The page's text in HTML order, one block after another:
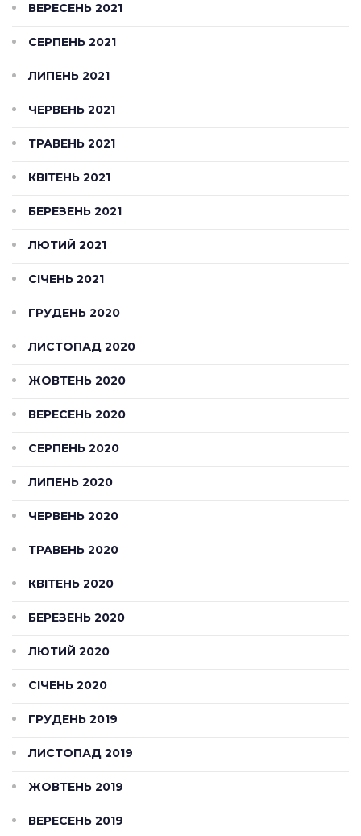
ВЕРЕСЕНЬ 2021
СЕРПЕНЬ 2021
ЛИПЕНЬ 2021
ЧЕРВЕНЬ 2021
ТРАВЕНЬ 2021
КВІТЕНЬ 2021
БЕРЕЗЕНЬ 2021
ЛЮТИЙ 2021
СІЧЕНЬ 2021
ГРУДЕНЬ 2020
ЛИСТОПАД 2020
ЖОВТЕНЬ 2020
ВЕРЕСЕНЬ 2020
СЕРПЕНЬ 2020
ЛИПЕНЬ 2020
ЧЕРВЕНЬ 2020
ТРАВЕНЬ 2020
КВІТЕНЬ 2020
БЕРЕЗЕНЬ 2020
ЛЮТИЙ 2020
СІЧЕНЬ 2020
ГРУДЕНЬ 2019
ЛИСТОПАД 2019
ЖОВТЕНЬ 2019
ВЕРЕСЕНЬ 2019